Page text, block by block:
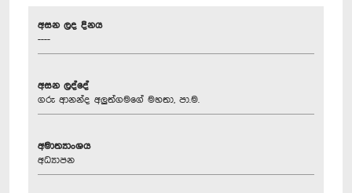
අසන ලද දිනය
----
අසන ලද්දේ
ගරු ආනන්ද අලුත්ගමගේ මහතා, පා.ම.
අමාත්‍යාංශය
අධ්‍යාපන